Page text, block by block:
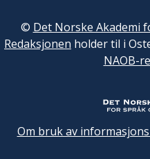
© Det Norske Akademi
Redaksjonen holder til i
NAOB-
Om bruk av